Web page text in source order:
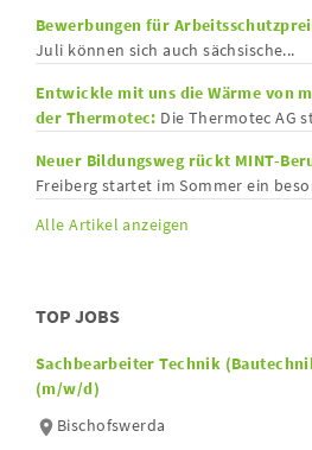
Bewerbungen für
Juli können sich auch sächsische...
Entwickle mit uns die Wärme von
der Thermotec: Die Thermotec AG
Neuer Bildungsweg rückt MINT-
Freiberg startet im Sommer ein
Alle Artikel anzeigen
TOP JOBS
Sachbearbeiter Technik
(m/w/d)
Bischofswerda